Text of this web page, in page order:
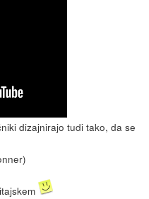
dizajnirajo tudi tako, da se